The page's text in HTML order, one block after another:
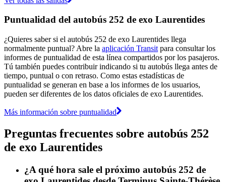
Puntualidad del autobús 252 de exo Laurentides
¿Quieres saber si el autobús 252 de exo Laurentides llega
normalmente puntual? Abre la aplicación Transit para consultar los
informes de puntualidad de esta línea compartidos por los pasajeros.
Tú también puedes contribuir indicando si tu autobús llega antes de
tiempo, puntual o con retraso. Como estas estadísticas de
puntualidad se generan en base a los informes de los usuarios,
pueden ser diferentes de los datos oficiales de exo Laurentides.
Más información sobre puntualidad
Preguntas frecuentes sobre autobús 252
de exo Laurentides
¿A qué hora sale el próximo autobús 252 de